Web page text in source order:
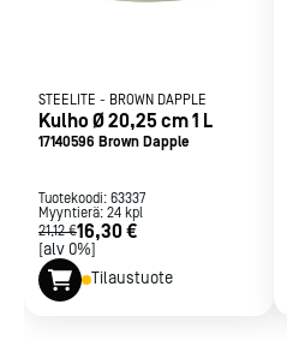
STEELITE - BROWN DAPPLE
Kulho Ø 20,25 cm 1 L
17140596 Brown Dapple
Tuotekoodi: 63337
Myyntierä: 24 kpl
21,12 €16,30 €
[alv 0%]
Tilaustuote